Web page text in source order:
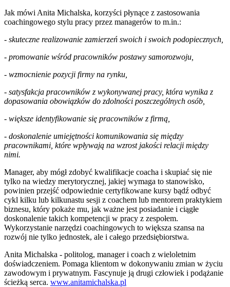
Jak mówi Anita Michalska, korzyści płynące z zastosowania
coachingowego stylu pracy przez managerów to m.in.:
- skuteczne realizowanie zamierzeń swoich i swoich podopiecznych,
- promowanie wśród pracowników postawy samorozwoju,
- wzmocnienie pozycji firmy na rynku,
- satysfakcja pracowników z wykonywanej pracy, która wynika z
dopasowania obowiązków do zdolności poszczególnych osób,
- większe identyfikowanie się pracowników z firmą,
- doskonalenie umiejętności komunikowania się między
pracownikami, które wpływają na wzrost jakości relacji między
nimi.
Manager, aby mógł zdobyć kwalifikacje coacha i skupiać się nie
tylko na wiedzy merytorycznej, jakiej wymaga to stanowisko,
powinien przejść odpowiednie certyfikowane kursy bądź odbyć
cykl kilku lub kilkunastu sesji z coachem lub mentorem praktykiem
biznesu, który pokaże mu, jak ważne jest posiadanie i ciągłe
doskonalenie takich kompetencji w pracy z zespołem.
Wykorzystanie narzędzi coachingowych to większa szansa na
rozwój nie tylko jednostek, ale i całego przedsiębiorstwa.
Anita Michalska - politolog, manager i coach z wieloletnim
doświadczeniem. Pomaga klientom w dokonywaniu zmian w życiu
zawodowym i prywatnym. Fascynuje ją drugi człowiek i podążanie
ścieżką serca. www.anitamichalska.pl